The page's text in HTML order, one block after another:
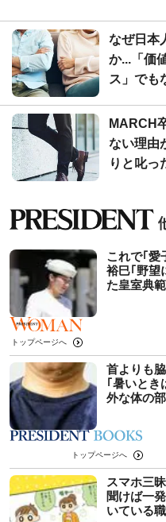
なぜ日本
か...「価
ス」でも
MARCH
ない理由
りと叱っ
これで｢愛
裕巳｢野望
た皇室典
トップページへ
首よりも
｢暑いとき
外な体の
トップページへ
スマホ三
聞けば一
いている